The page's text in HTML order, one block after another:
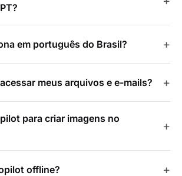
em português do Brasil?
meus arquivos e e-mails?
para criar imagens no
offline?